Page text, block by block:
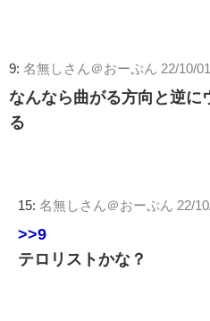
9: 名無しさん＠おーぷん 22/10/
なんなら曲がる方向と逆に
る
15: 名無しさん＠おーぷん 22/
>>9
テロリストかな？